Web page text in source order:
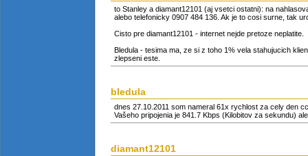
to Stanley a diamant12101 (aj vsetci ostatni): na
alebo telefonicky 0907 484 136. Ak je to cosi surne, tak
Cisto pre diamant12101 - internet nejde pretoze neplatite.
Bledula - tesima ma, ze si z toho 1% vela stahujucich
zlepseni este.
bledula
dnes 27.10.2011 som nameral 61x rychlost za cely den
Vašeho pripojenia je 841.7 Kbps (Kilobitov za sekundu)
diamant12101